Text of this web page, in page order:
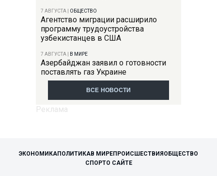
7 АВГУСТА ОБЩЕСТВО
Агентство миграции расширило
программу трудоустройства
узбекистанцев в США
7 АВГУСТА В МИРЕ
Азербайджан заявил о готовности
поставлять газ Украине
ВСЕ НОВОСТИ
ЭКОНОМИКАПОЛИТИКАВ МИРЕПРОИСШЕСТВИЯОБЩЕСТВО
СПОРТО САЙТЕ